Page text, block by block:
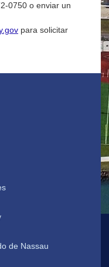
0750 o enviar un
para solicitar
de Nassau